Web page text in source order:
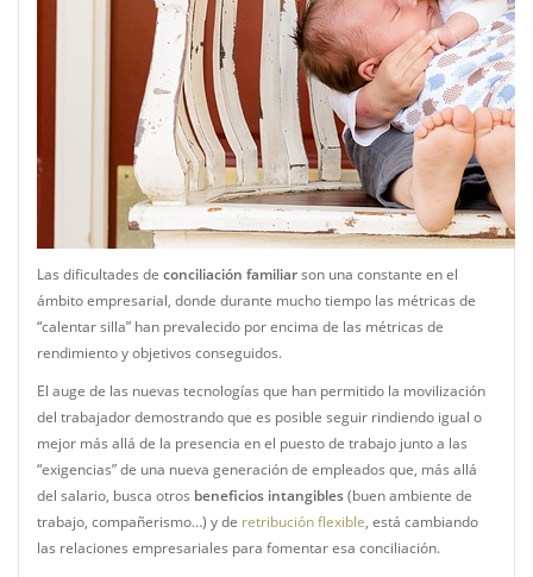
Las dificultades de conciliación familiarson una constante en el
ámbito empresarial, donde durante mucho tiempo las métricas de
“calentar silla” han prevalecido por encima de las métricas de
rendimiento y objetivos conseguidos.
El auge de las nuevas tecnologías que han permitido la movilización
del trabajador demostrando que es posible seguir rindiendo igual o
mejor más allá de la presencia en el puesto de trabajo junto a las
“exigencias” de una nueva generación de empleados que, más allá
del salario, busca otros beneficios intangibles(buen ambiente de
trabajo, compañerismo…) y de retribución flexible , está cambiando
las relaciones empresariales para fomentar esa conciliación.